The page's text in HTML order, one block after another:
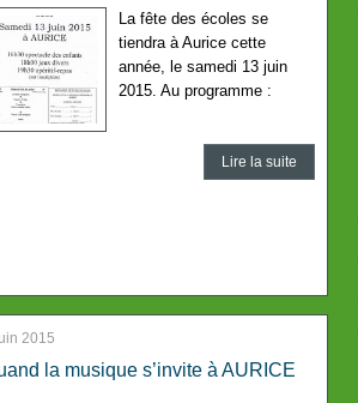
La fête des écoles se
tiendra à Aurice cette
année, le samedi 13 juin
2015. Au programme :
Lire la suite
2015
la musique s’invite à AURICE